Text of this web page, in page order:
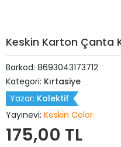
Keskin Karton Çanta
Barkod: 8693043173712
Kategori: Kırtasiye
Yazar: Kolektif
Yayınevi: Keskin Color
175,00 TL